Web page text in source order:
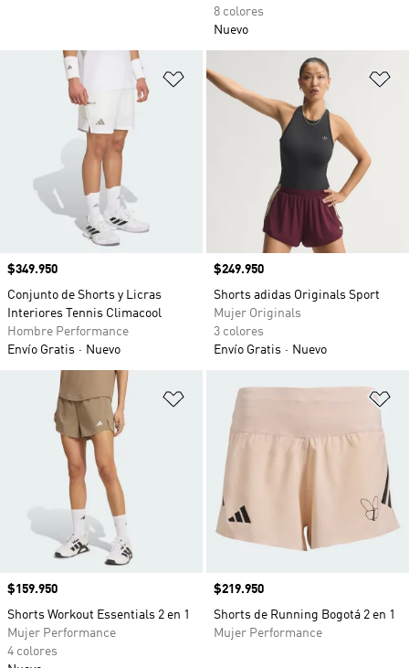
8 colores
Nuevo
Añadir a la lista de deseos
Precio
$349.950
Conjunto de Shorts y Licras
Interiores Tennis Climacool
Hombre Performance
Envío Gratis
Nuevo
Precio
$249.950
Shorts adidas Originals Sport
Mujer Originals
3 colores
Envío Gratis
Nuevo
Añadir a la lista de deseos
Precio
$159.950
Shorts Workout Essentials 2 en 1
Mujer Performance
4 colores
Precio
$219.950
Shorts de Running Bogotá 2 en 1
Mujer Performance